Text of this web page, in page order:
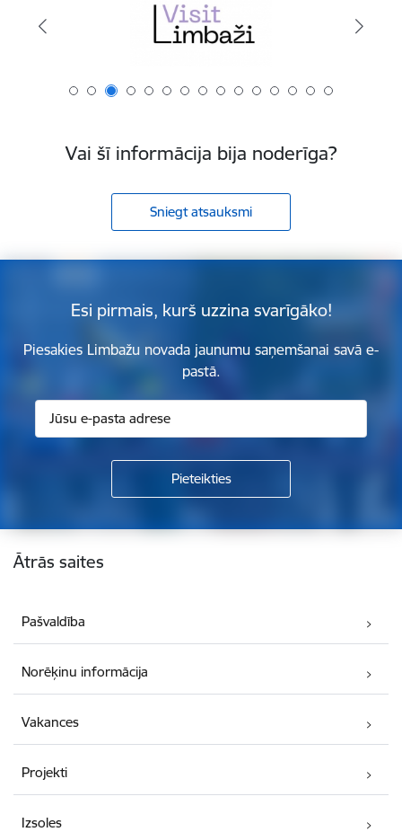
Vai šī informācija bija noderīga?
Sniegt atsauksmi
Esi pirmais, kurš uzzina svarīgāko!
Piesakies Limbažu novada jaunumu saņemšanai savā e-
pastā.
Kājene
Ātrās saites
Pašvaldība
Norēķinu informācija
Vakances
Projekti
Izsoles